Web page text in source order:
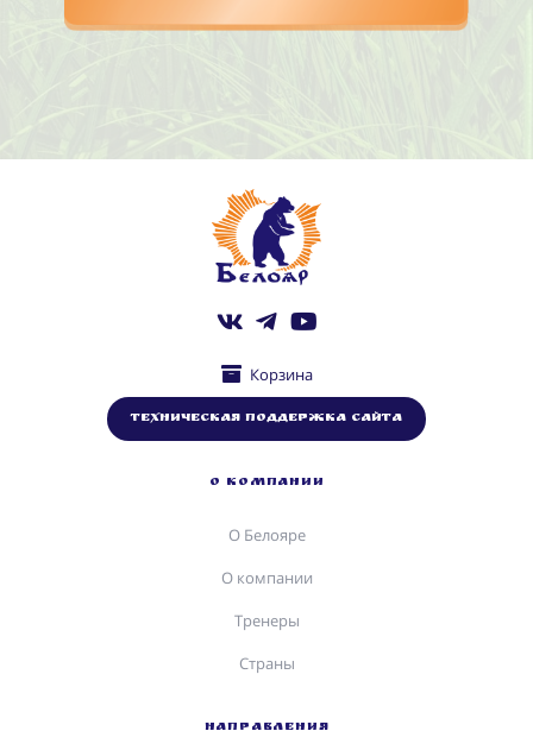
Корзина
Техническая поддержка сайта
О КОМПАНИИ
О Белояре
О компании
Тренеры
Страны
НАПРАВЛЕНИЯ